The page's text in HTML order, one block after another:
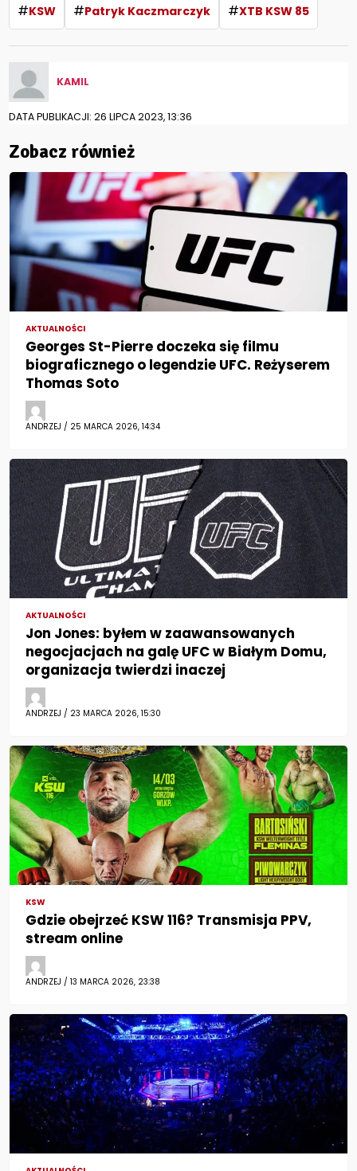
#KSW #Patryk Kaczmarczyk #XTB KSW 85
KAMIL
DATA PUBLIKACJI: 26 LIPCA 2023, 13:36
Zobacz również
AKTUALNOŚCI
Georges St-Pierre doczeka się filmu
biograficznego o legendzie UFC. Reżyserem
Thomas Soto
ANDRZEJ / 25 MARCA 2026, 14:34
AKTUALNOŚCI
Jon Jones: byłem w zaawansowanych
negocjacjach na galę UFC w Białym Domu,
organizacja twierdzi inaczej
ANDRZEJ / 23 MARCA 2026, 15:30
KSW
Gdzie obejrzeć KSW 116? Transmisja PPV,
stream online
ANDRZEJ / 13 MARCA 2026, 23:38